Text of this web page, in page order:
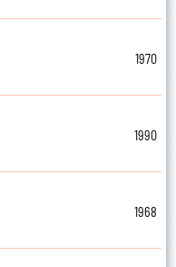
1970
1990
1968